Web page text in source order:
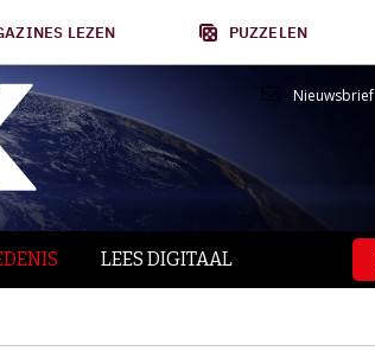
LEZEN PUZZELEN
Nieuwsbrief
LEES DIGITAAL